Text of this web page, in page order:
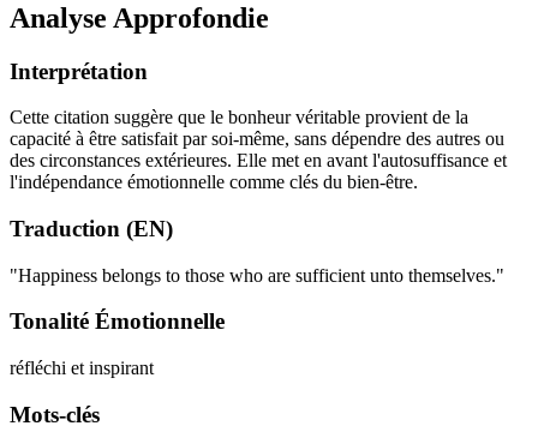
Analyse Approfondie
Interprétation
Cette citation suggère que le bonheur véritable provient de la
capacité à être satisfait par soi-même, sans dépendre des autres ou
des circonstances extérieures. Elle met en avant l'autosuffisance et
l'indépendance émotionnelle comme clés du bien-être.
Traduction (EN)
"Happiness belongs to those who are sufficient unto themselves."
Tonalité Émotionnelle
réfléchi et inspirant
Mots-clés